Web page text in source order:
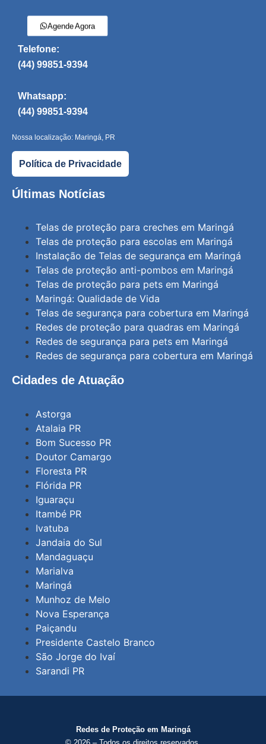
Agende Agora
Telefone:
(44) 99851-9394
Whatsapp:
(44) 99851-9394
Nossa localização: Maringá, PR
Política de Privacidade
Últimas Notícias
Telas de proteção para creches em Maringá
Telas de proteção para escolas em Maringá
Instalação de Telas de segurança em Maringá
Telas de proteção anti-pombos em Maringá
Telas de proteção para pets em Maringá
Maringá: Qualidade de Vida
Telas de segurança para cobertura em Maringá
Redes de proteção para quadras em Maringá
Redes de segurança para pets em Maringá
Redes de segurança para cobertura em Maringá
Cidades de Atuação
Astorga
Atalaia PR
Bom Sucesso PR
Doutor Camargo
Floresta PR
Flórida PR
Iguaraçu
Itambé PR
Ivatuba
Jandaia do Sul
Mandaguaçu
Marialva
Maringá
Munhoz de Melo
Nova Esperança
Paiçandu
Presidente Castelo Branco
São Jorge do Ivaí
Sarandi PR
Redes de Proteção em Maringá